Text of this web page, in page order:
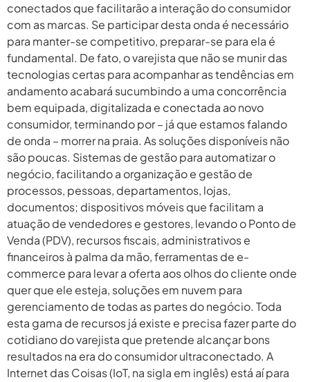
conectados que facilitarão a interação do consumidor
com as marcas. Se participar desta onda é necessário
para manter-se competitivo, preparar-se para ela é
fundamental. De fato, o varejista que não se munir das
tecnologias certas para acompanhar as tendências em
andamento acabará sucumbindo a uma concorrência
bem equipada, digitalizada e conectada ao novo
consumidor, terminando por – já que estamos falando
de onda – morrer na praia. As soluções disponíveis não
são poucas. Sistemas de gestão para automatizar o
negócio, facilitando a organização e gestão de
processos, pessoas, departamentos, lojas,
documentos; dispositivos móveis que facilitam a
atuação de vendedores e gestores, levando o Ponto de
Venda (PDV), recursos fiscais, administrativos e
financeiros à palma da mão, ferramentas de e-
commerce para levar a oferta aos olhos do cliente onde
quer que ele esteja, soluções em nuvem para
gerenciamento de todas as partes do negócio. Toda
esta gama de recursos já existe e precisa fazer parte do
cotidiano do varejista que pretende alcançar bons
resultados na era do consumidor ultraconectado. A
Internet das Coisas (IoT, na sigla em inglês) está aí para